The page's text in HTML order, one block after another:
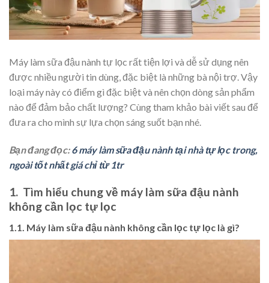
Máy làm sữa đậu nành tự lọc rất tiện lợi và dễ sử dụng nên
được nhiều người tin dùng, đặc biệt là những bà nội trợ. Vậy
loại máy này có điểm gì đặc biệt và nên chọn dòng sản phẩm
nào để đảm bảo chất lượng? Cùng tham khảo bài viết sau để
đưa ra cho mình sự lựa chọn sáng suốt bạn nhé.
Bạn đang đọc:6 máy làm sữa đậu nành tại nhà tự lọc trong,
ngoài tốt nhất giá chỉ từ 1tr
1. Tìm hiểu chung về máy làm sữa đậu nành
không cần lọc tự lọc
1.1. Máy làm sữa đậu nành không cần lọc tự lọc là gì?